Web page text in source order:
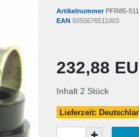
Artikelnummer PFR85-
EAN 5055676511003
232,88
Inhalt 2 Stück
Lieferzeit: